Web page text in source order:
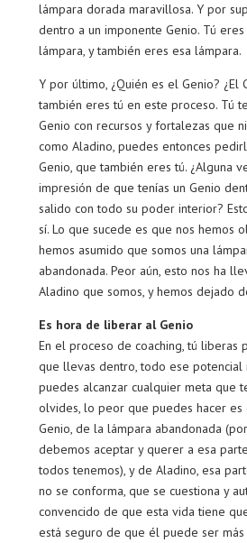
lámpara dorada maravillosa. Y por
dentro a un imponente Genio. Tú
lámpara, y también eres esa lámpara.
Y por último, ¿Quién es el Genio? ¿El
también eres tú en este proceso. Tú
Genio con recursos y fortalezas que
como Aladino, puedes entonces
Genio, que también eres tú. ¿Alguna
impresión de que tenías un Genio
salido con todo su poder interior?
sí. Lo que sucede es que nos hemos
hemos asumido que somos una
abandonada. Peor aún, esto nos ha
Aladino que somos, y hemos dejado
Es hora de liberar al Genio
En el proceso de coaching, tú liberas
que llevas dentro, todo ese potencial
puedes alcanzar cualquier meta que
olvides, lo peor que puedes hacer
Genio, de la lámpara abandonada
debemos aceptar y querer a esa
todos tenemos), y de Aladino, esa
no se conforma, que se cuestiona y
convencido de que esta vida tiene
está seguro de que él puede ser